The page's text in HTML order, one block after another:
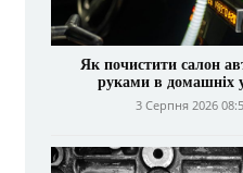
Як почистити салон
руками в домашніх
3 Серпня 2026